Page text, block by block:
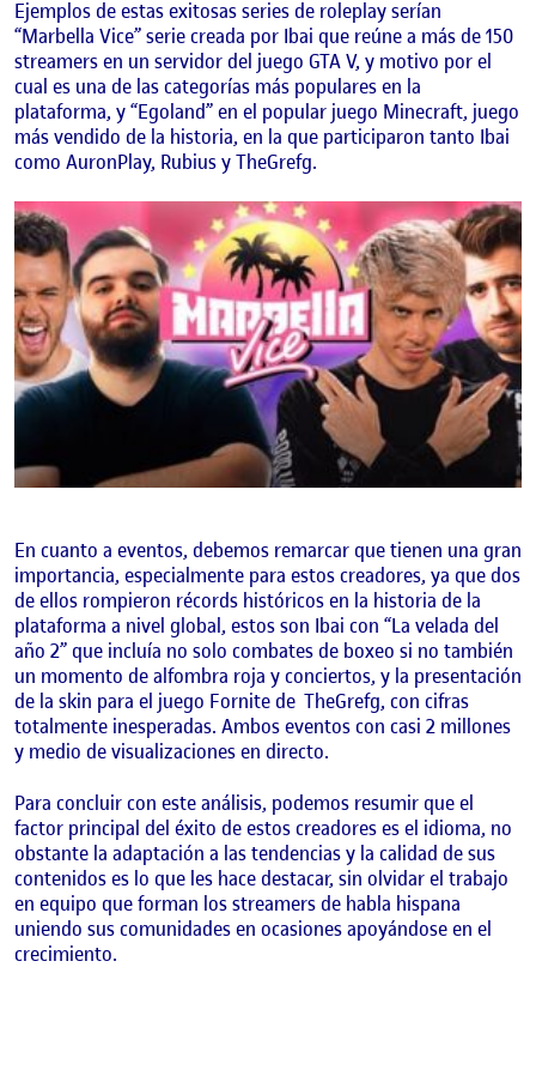
Ejemplos de estas exitosas series de roleplay serían
“Marbella Vice” serie creada por Ibai que reúne a más de 150
streamers en un servidor del juego GTA V, y motivo por el
cual es una de las categorías más populares en la
plataforma, y “Egoland” en el popular juego Minecraft, juego
más vendido de la historia, en la que participaron tanto Ibai
como AuronPlay, Rubius y TheGrefg.
En cuanto a eventos, debemos remarcar que tienen una gran
importancia, especialmente para estos creadores, ya que dos
de ellos rompieron récords históricos en la historia de la
plataforma a nivel global, estos son Ibai con “La velada del
año 2” que incluía no solo combates de boxeo si no también
un momento de alfombra roja y conciertos, y la presentación
de la skin para el juego Fornite de TheGrefg, con cifras
totalmente inesperadas. Ambos eventos con casi 2 millones
y medio de visualizaciones en directo.
Para concluir con este análisis, podemos resumir que el
factor principal del éxito de estos creadores es el idioma, no
obstante la adaptación a las tendencias y la calidad de sus
contenidos es lo que les hace destacar, sin olvidar el trabajo
en equipo que forman los streamers de habla hispana
uniendo sus comunidades en ocasiones apoyándose en el
crecimiento.